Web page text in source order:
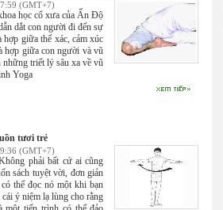
(GMT+7)
học cổ xưa của Ấn Độ
dắt con người đi đến sự
hợp giữa thể xác, cảm xúc
hợp giữa con người và vũ
những triết lý sâu xa về vũ
Yoga
tươi trẻ
(GMT+7)
phải bất cứ ai cũng
sách tuyệt vời, đơn giản
thể đọc nó một khi bạn
cái ý niệm lạ lùng cho rằng